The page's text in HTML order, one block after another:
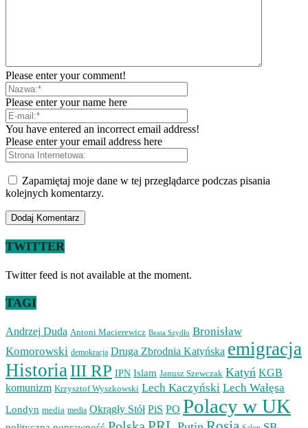
Please enter your comment!
Please enter your name here
You have entered an incorrect email address!
Please enter your email address here
Zapamiętaj moje dane w tej przeglądarce podczas pisania
kolejnych komentarzy.
TWITTER
Twitter feed is not available at the moment.
TAGI
Andrzej Duda Antoni Macierewicz Beata Szydło Bronisław
Komorowski demokracja Druga Zbrodnia Katyńska emigracja
HistoriaIII RP IPN Islam Janusz Szewczak Katyń KGB
komunizm Krzysztof Wyszkowski Lech Kaczyński Lech Wałęsa
Londyn media media Okrągły Stół PiS PO Polacy w UK